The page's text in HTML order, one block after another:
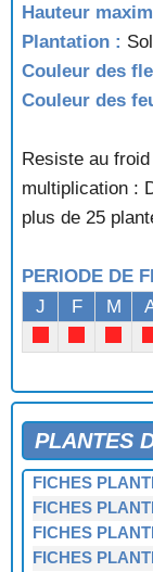
Hauteur
Plantation :
Couleur des
Couleur des
Resiste au
multiplication :
plus de 25
PERIODE DE
J
F M
PLANTES
FICHES
FICHES
FICHES
FICHES